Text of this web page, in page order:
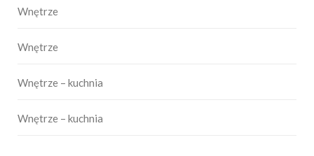
Wnętrze
Wnętrze
Wnętrze – kuchnia
Wnętrze – kuchnia